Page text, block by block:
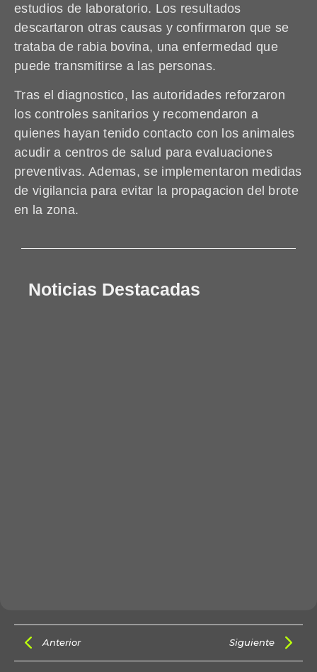
estudios de laboratorio. Los resultados
descartaron otras causas y confirmaron que se
trataba de rabia bovina, una enfermedad que
puede transmitirse a las personas.
Tras el diagnostico, las autoridades reforzaron
los controles sanitarios y recomendaron a
quienes hayan tenido contacto con los animales
acudir a centros de salud para evaluaciones
preventivas. Ademas, se implementaron medidas
de vigilancia para evitar la propagacion del brote
en la zona.
Noticias Destacadas
Anterior Siguiente